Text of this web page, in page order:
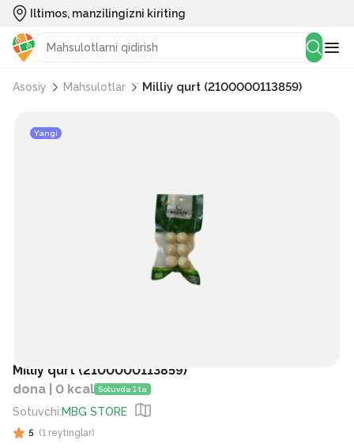
Iltimos, manzilingizni kiriting
Asosiy Mahsulotlar Milliy qurt (2100000113859)
Yangi
Milliy qurt (2100000113859)
dona | 0 kcal Sotuvda 1 ta
Sotuvchi:MBG STORE
5 (1 reytinglar)